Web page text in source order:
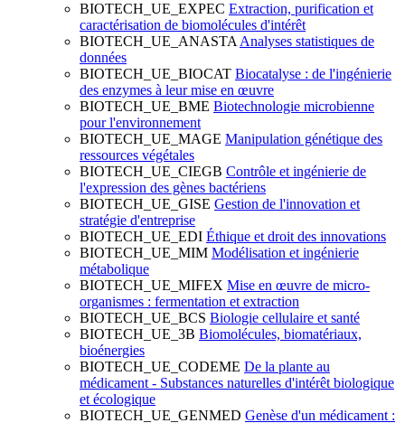
BIOTECH_UE_EXPEC Extraction, purification et
caractérisation de biomolécules d'intérêt
BIOTECH_UE_ANASTA Analyses statistiques de
données
BIOTECH_UE_BIOCAT Biocatalyse : de l'ingénierie
des enzymes à leur mise en œuvre
BIOTECH_UE_BME Biotechnologie microbienne
pour l'environnement
BIOTECH_UE_MAGE Manipulation génétique des
ressources végétales
BIOTECH_UE_CIEGB Contrôle et ingénierie de
l'expression des gènes bactériens
BIOTECH_UE_GISE Gestion de l'innovation et
stratégie d'entreprise
BIOTECH_UE_EDI Éthique et droit des innovations
BIOTECH_UE_MIM Modélisation et ingénierie
métabolique
BIOTECH_UE_MIFEX Mise en œuvre de micro-
organismes : fermentation et extraction
BIOTECH_UE_BCS Biologie cellulaire et santé
BIOTECH_UE_3B Biomolécules, biomatériaux,
bioénergies
BIOTECH_UE_CODEME De la plante au
médicament - Substances naturelles d'intérêt biologique
et écologique
BIOTECH_UE_GENMED Genèse d'un médicament :